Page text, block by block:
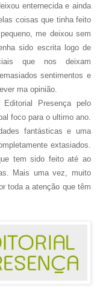
enternecida e ainda
coisas que tinha feito
me deixou sem
sido escrita logo de
que nos deixam
sentimentos e
ma opinião.
Presença pelo
foco para o ultimo ano.
fantásticas e uma
extasiados.
tem sido feito até ao
Mais uma vez, muito
toda a atenção que têm